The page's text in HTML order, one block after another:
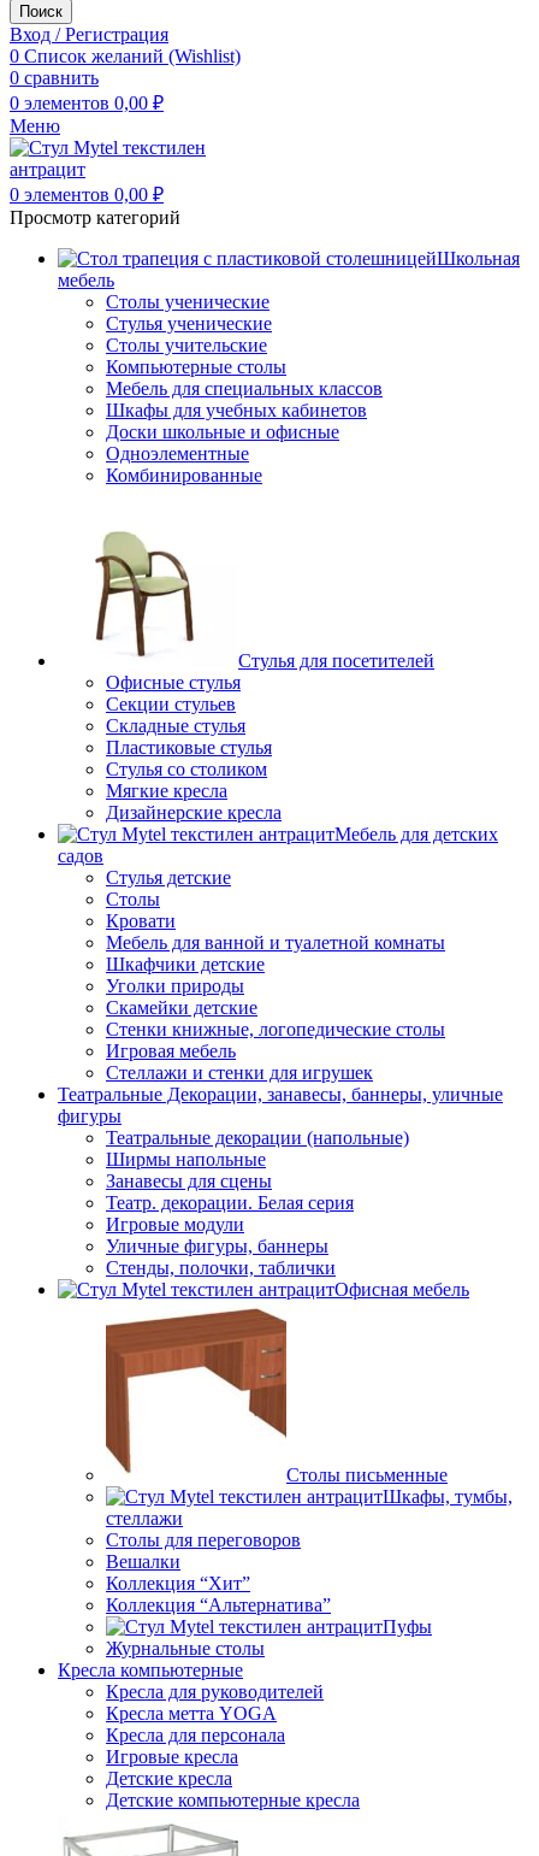
Поиск
Вход / Регистрация
0 Список желаний (Wishlist)
0 сравнить
0 элементов 0,00 ₽
Меню
0 элементов 0,00 ₽
Просмотр категорий
Школьная
мебель
Столы ученические
Стулья ученические
Столы учительские
Компьютерные столы
Мебель для специальных классов
Шкафы для учебных кабинетов
Доски школьные и офисные
Одноэлементные
Комбинированные
Стулья для посетителей
Офисные стулья
Секции стульев
Складные стулья
Пластиковые стулья
Стулья со столиком
Мягкие кресла
Дизайнерские кресла
Мебель для детских
садов
Стулья детские
Столы
Кровати
Мебель для ванной и туалетной комнаты
Шкафчики детские
Уголки природы
Скамейки детские
Стенки книжные, логопедические столы
Игровая мебель
Стеллажи и стенки для игрушек
Театральные Декорации, занавесы, баннеры, уличные
фигуры
Театральные декорации (напольные)
Ширмы напольные
Занавесы для сцены
Театр. декорации. Белая серия
Игровые модули
Уличные фигуры, баннеры
Стенды, полочки, таблички
Офисная мебель
Столы письменные
Шкафы, тумбы,
стеллажи
Столы для переговоров
Вешалки
Коллекция “Хит”
Коллекция “Альтернатива”
Пуфы
Журнальные столы
Кресла компьютерные
Кресла для руководителей
Кресла метта YOGA
Кресла для персонала
Игровые кресла
Детские кресла
Детские компьютерные кресла